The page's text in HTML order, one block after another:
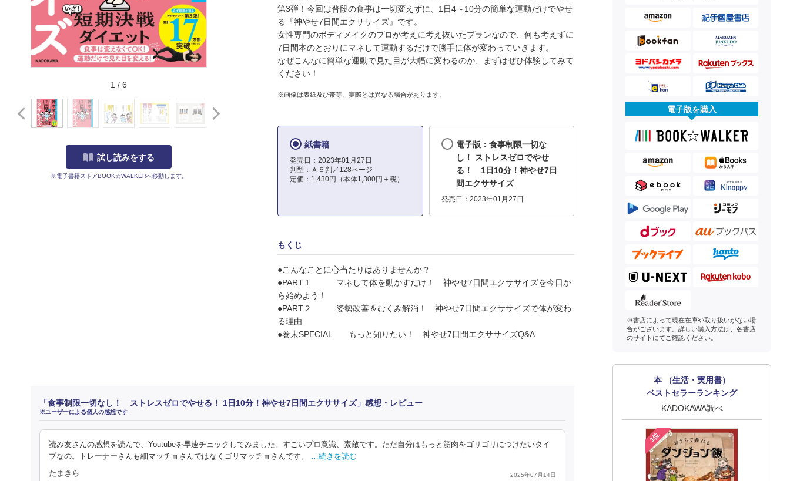
1 / 6
試し読みをする
※電子書籍ストアBOOK☆WALKERへ移動します。
第3弾！今回は普段の食事は一切変えずに、1日4～10分の簡単な運動だけでやせ
る『神やせ7日間エクササイズ』です。
女性専門のボディメイクのプロが考えに考え抜いたプランなので、何も考えずに
7日間本のとおりにマネして運動するだけで勝手に体が変わっていきます。
なぜこんなに簡単な運動で見た目が大幅に変わるのか、まずはぜひ体験してみて
ください！
※画像は表紙及び帯等、実際とは異なる場合があります。
紙書籍
発売日：2023年01月27日
判型：Ａ５判／128ページ
定価：1,430円（本体1,300円＋税）
電子版：食事制限一切な
し！ ストレスゼロでやせ
る！ 1日10分！神やせ7日
間エクササイズ
発売日：2023年01月27日
もくじ
●こんなことに心当たりはありませんか？
●PART１ マネして体を動かすだけ！ 神やせ7日間エクササイズを今日か
ら始めよう！
●PART２ 姿勢改善＆むくみ解消！ 神やせ7日間エクササイズで体が変わ
る理由
●巻末SPECIAL もっと知りたい！ 神やせ7日間エクササイズQ&A
「食事制限一切なし！ ストレスゼロでやせる！ 1日10分！神やせ7日間エクササイズ」感想・レビュー
※ユーザーによる個人の感想です
読み友さんの感想を読んで、Youtubeを早速チェックしてみました。すごいプロ意識、素敵です。ただ自分はもっと筋肉をゴリゴリにつけたいタイ
プなの。トレーナーさんも細マッチョさんではなくゴリマッチョさんです。
…続きを読む
たまきら 2025年07月14日
電子版を購入
※書店によって現在在庫や取り扱いがない場
合がございます。詳しい購入方法は、各書店
のサイトにてご確認ください。
本 （生活・実用書）
ベストセラーランキング
KADOKAWA調べ
1位